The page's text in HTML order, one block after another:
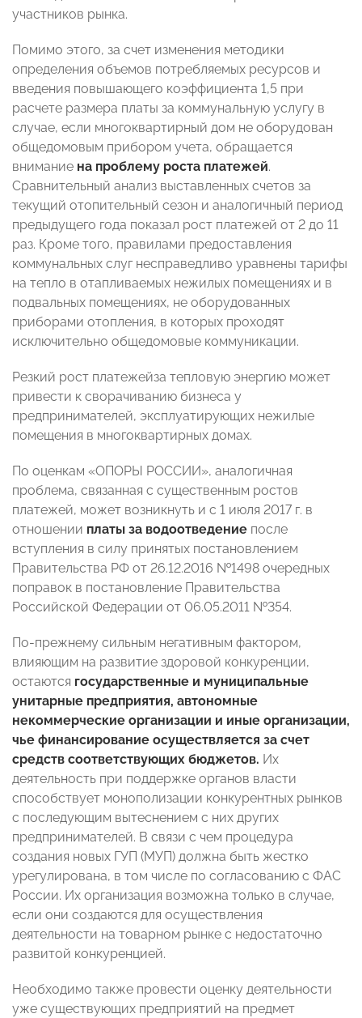
участников рынка.
Помимо этого, за счет изменения методики
определения объемов потребляемых ресурсов и
введения повышающего коэффициента 1,5 при
расчете размера платы за коммунальную услугу в
случае, если многоквартирный дом не оборудован
общедомовым прибором учета, обращается
внимание на проблему роста платежей.
Сравнительный анализ выставленных счетов за
текущий отопительный сезон и аналогичный период
предыдущего года показал рост платежей от 2 до 11
раз. Кроме того, правилами предоставления
коммунальных слуг несправедливо уравнены тарифы
на тепло в отапливаемых нежилых помещениях и в
подвальных помещениях, не оборудованных
приборами отопления, в которых проходят
исключительно общедомовые коммуникации.
Резкий рост платежейза тепловую энергию может
привести к сворачиванию бизнеса у
предпринимателей, эксплуатирующих нежилые
помещения в многоквартирных домах.
По оценкам «ОПОРЫ РОССИИ», аналогичная
проблема, связанная с существенным ростов
платежей, может возникнуть и с 1 июля 2017 г. в
отношении платы за водоотведение после
вступления в силу принятых постановлением
Правительства РФ от 26.12.2016 №1498 очередных
поправок в постановление Правительства
Российской Федерации от 06.05.2011 №354.
По-прежнему сильным негативным фактором,
влияющим на развитие здоровой конкуренции,
остаются государственные и муниципальные
унитарные предприятия, автономные
некоммерческие организации и иные организации,
чье финансирование осуществляется за счет
средств соответствующих бюджетов. Их
деятельность при поддержке органов власти
способствует монополизации конкурентных рынков
с последующим вытеснением с них других
предпринимателей. В связи с чем процедура
создания новых ГУП (МУП) должна быть жестко
урегулирована, в том числе по согласованию с ФАС
России. Их организация возможна только в случае,
если они создаются для осуществления
деятельности на товарном рынке с недостаточно
развитой конкуренцией.
Необходимо также провести оценку деятельности
уже существующих предприятий на предмет